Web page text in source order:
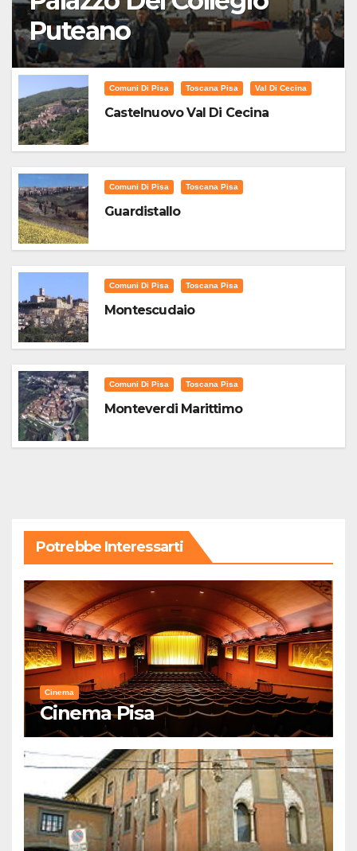
Puteano
Comuni Di Pisa Toscana Pisa Val Di Cecina
Castelnuovo Val Di Cecina
Comuni Di Pisa Toscana Pisa
Guardistallo
Comuni Di Pisa Toscana Pisa
Montescudaio
Comuni Di Pisa Toscana Pisa
Monteverdi Marittimo
Potrebbe Interessarti
Cinema
Cinema Pisa